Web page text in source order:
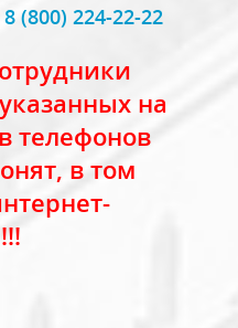
(800) 224-22-22
на
телефонов
в том